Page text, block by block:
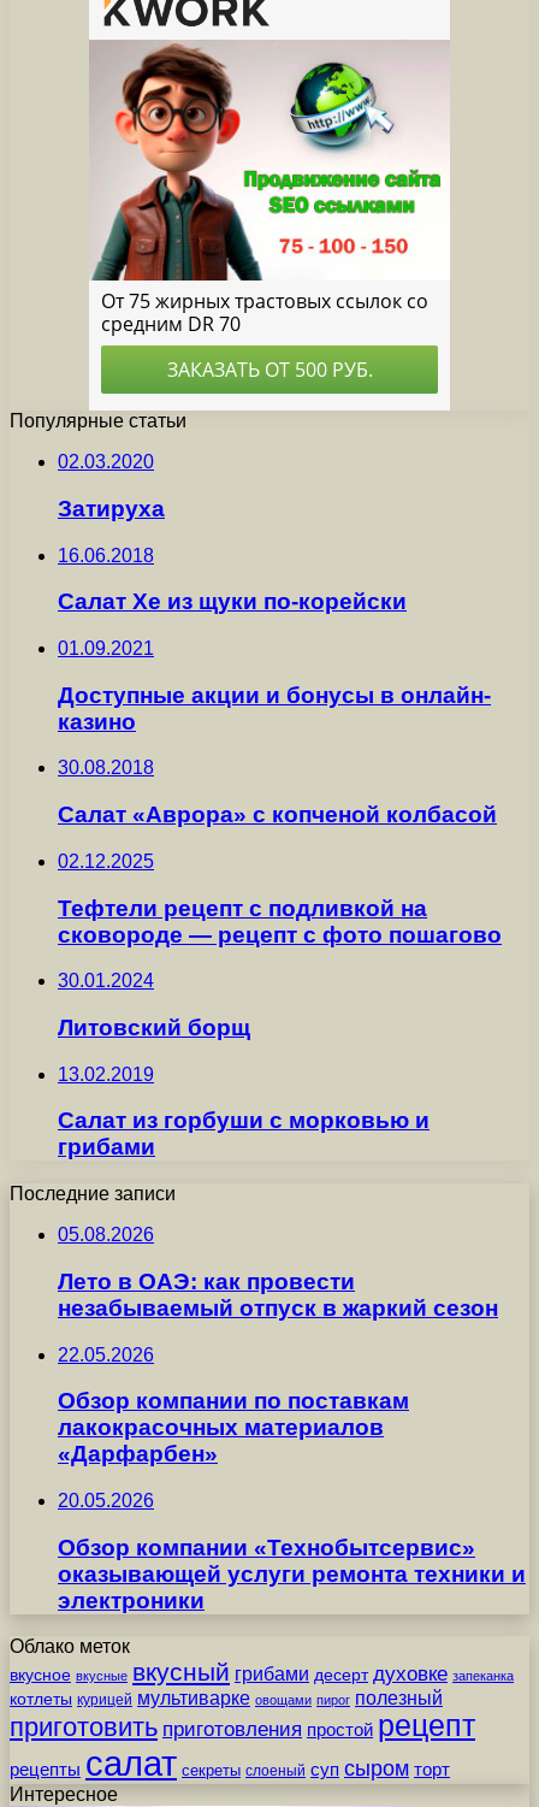
Популярные статьи
02.03.2020
Затируха
16.06.2018
Салат Хе из щуки по-корейски
01.09.2021
Доступные акции и бонусы в онлайн-
казино
30.08.2018
Салат «Аврора» с копченой колбасой
02.12.2025
Тефтели рецепт с подливкой на
сковороде — рецепт с фото пошагово
30.01.2024
Литовский борщ
13.02.2019
Салат из горбуши с морковью и
грибами
Последние записи
05.08.2026
Лето в ОАЭ: как провести
незабываемый отпуск в жаркий сезон
22.05.2026
Обзор компании по поставкам
лакокрасочных материалов
«Дарфарбен»
20.05.2026
Обзор компании «Технобытсервис»
оказывающей услуги ремонта техники и
электроники
Облако меток
вкусное вкусные вкусный грибами десерт духовке запеканка
котлеты курицей мультиварке овощами пирог полезный
приготовить приготовления простой рецепт
рецепты салат секреты слоеный суп сыром торт
Интересное